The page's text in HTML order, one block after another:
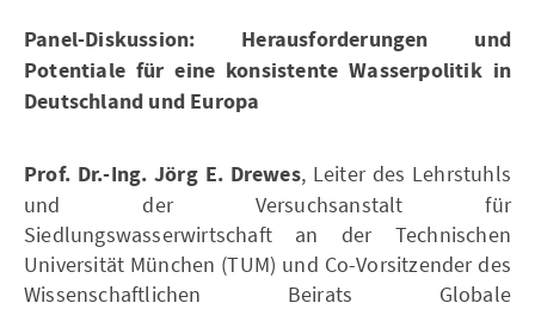
Panel-Diskussion: Herausforderungen und
Potentiale für eine konsistente Wasserpolitik in
Deutschland und Europa
Prof. Dr.-Ing. Jörg E. Drewes, Leiter des Lehrstuhls
und der Versuchsanstalt für
Siedlungswasserwirtschaft an der Technischen
Universität München (TUM) und Co-Vorsitzender des
Wissenschaftlichen Beirats Globale